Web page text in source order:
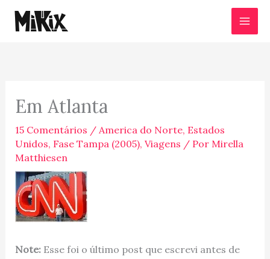
para
Em Atlanta
15 Comentários / America do Norte, Estados
Unidos, Fase Tampa (2005), Viagens / Por Mirella
Matthiesen
Note: Esse foi o último post que escrevi antes de